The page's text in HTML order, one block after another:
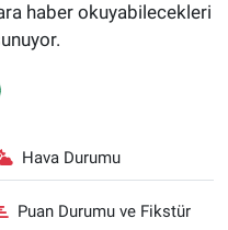
haber okuyabilecekleri
Hava Durumu
Puan Durumu ve Fikstür